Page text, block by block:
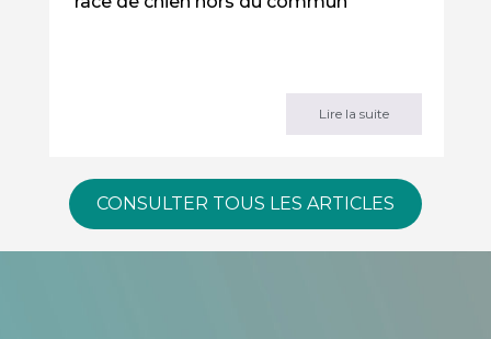
Lire la suite
CONSULTER TOUS LES ARTICLES